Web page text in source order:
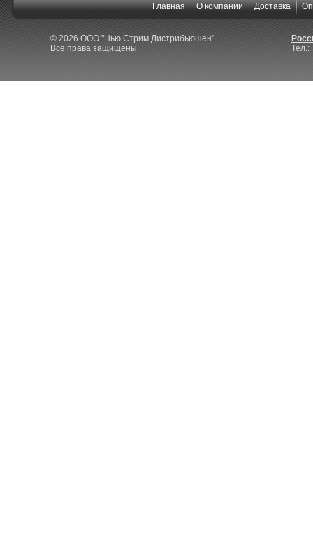
Главная О компании Доставка
© 2026 ООО "Нью Стрим Дистрибьюшен"
Все права защищены
Тел.: